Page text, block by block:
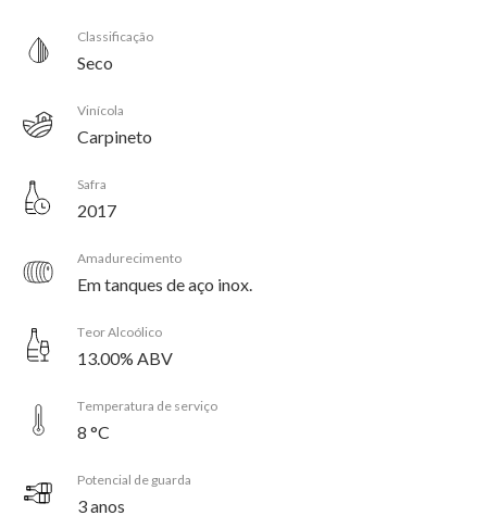
Classificação
Seco
Vinícola
Carpineto
Safra
2017
Amadurecimento
Em tanques de aço inox.
Teor Alcoólico
13.00% ABV
Temperatura de serviço
8 °C
Potencial de guarda
3 anos